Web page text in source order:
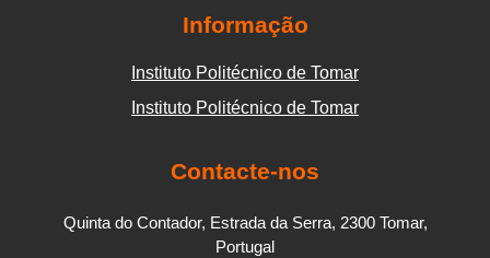
Informação
Instituto Politécnico de Tomar
Instituto Politécnico de Tomar
Contacte-nos
Quinta do Contador, Estrada da Serra, 2300 Tomar,
Portugal